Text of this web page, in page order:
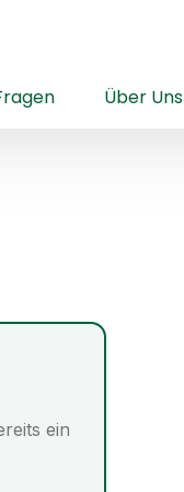
Über Uns
ein